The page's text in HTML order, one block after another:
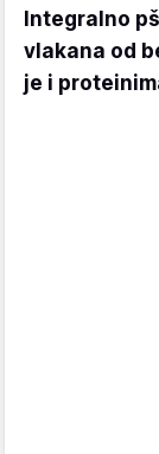
Integralno
vlakana od
je i